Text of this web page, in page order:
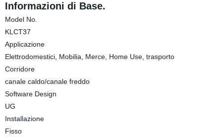
Informazioni di Base.
Model No.
KLCT37
Applicazione
Elettrodomestici, Mobilia, Merce, Home Use, trasporto
Corridore
canale caldo/canale freddo
Software Design
UG
Installazione
Fisso